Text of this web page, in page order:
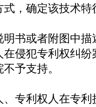
，确定该技术特
书或者附图中描
侵犯专利权纠
予支持。
专利权人在专利